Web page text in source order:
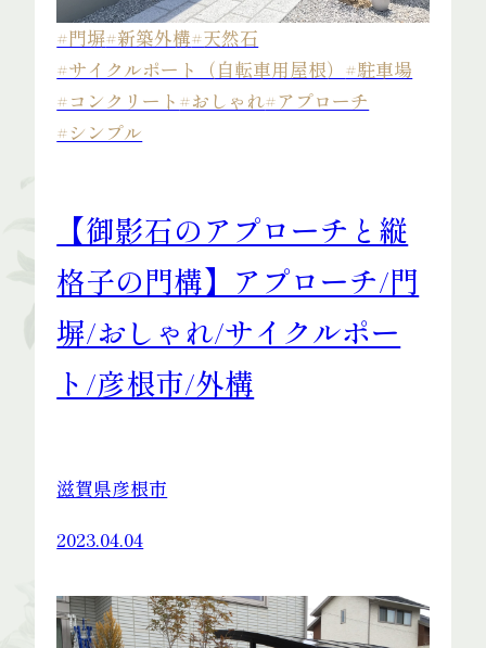
#門塀#新築外構#天然石
#サイクルポート（自転車用屋根） #駐車場
#コンクリート #おしゃれ#アプローチ
#シンプル
【御影石のアプローチと縦
格子の門構】アプローチ/門
塀/おしゃれ/サイクルポー
ト/彦根市/外構
滋賀県彦根市
2023.04.04